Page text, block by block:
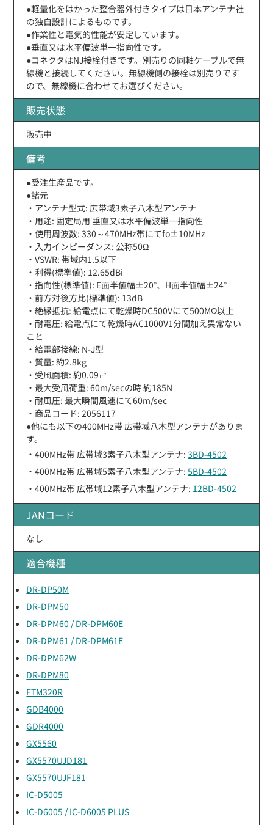
●軽量化をはかった整合器外付きタイプは日本アンテナ社
の独自設計によるものです。
●作業性と電気的性能が安定しています。
●垂直又は水平偏波単一指向性です。
●コネクタはNJ接栓付きです。別売りの同軸ケーブルで無
線機と接続してください。無線機側の接栓は別売りです
ので、無線機に合わせてお選びください。
販売状態
販売中
備考
●受注生産品です。
●諸元
・アンテナ型式: 広帯域3素子八木型アンテナ
・用途: 固定局用 垂直又は水平偏波単一指向性
・使用周波数: 330～470MHz帯にてfo±10MHz
・入力インピーダンス: 公称50Ω
・VSWR: 帯域内1.5以下
・利得(標準値): 12.65dBi
・指向性(標準値): E面半値幅±20°、H面半値幅±24°
・前方対後方比(標準値): 13dB
・絶縁抵抗: 給電点にて乾燥時DC500Vにて500MΩ以上
・耐電圧: 給電点にて乾燥時AC1000V1分間加え異常ない
こと
・給電部接線: N-J型
・質量: 約2.8kg
・受風面積: 約0.09㎡
・最大受風荷重: 60m/secの時 約185N
・耐風圧: 最大瞬間風速にて60m/sec
・商品コード: 2056117
●他にも以下の400MHz帯 広帯域八木型アンテナがありま
す。
・400MHz帯 広帯域3素子八木型アンテナ:3BD-4502
・400MHz帯 広帯域5素子八木型アンテナ:5BD-4502
・400MHz帯 広帯域12素子八木型アンテナ: 12BD-4502
JANコード
なし
適合機種
DR-DP50M
DR-DPM50
DR-DPM60 / DR-DPM60E
DR-DPM61 / DR-DPM61E
DR-DPM62W
DR-DPM80
FTM320R
GDB4000
GDR4000
GX5560
GX5570UJD181
GX5570UJF181
IC-D5005
IC-D6005 / IC-D6005 PLUS